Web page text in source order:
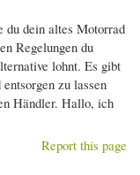
dein altes Motorrad
Regelungen du
lohnt. Es gibt
zu lassen
Händler. Hallo, ich
Report this page